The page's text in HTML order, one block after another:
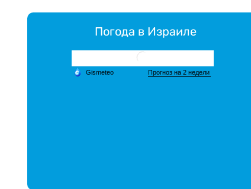
Погода в Израиле